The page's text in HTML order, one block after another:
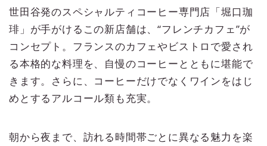
世田谷発のスペシャルティコーヒー専門店「堀口珈
琲」が手がけるこの新店舗は、“フレンチカフェ”が
コンセプト。フランスのカフェやビストロで愛され
る本格的な料理を、自慢のコーヒーとともに堪能で
きます。さらに、コーヒーだけでなくワインをはじ
めとするアルコール類も充実。
朝から夜まで、訪れる時間帯ごとに異なる魅力を楽